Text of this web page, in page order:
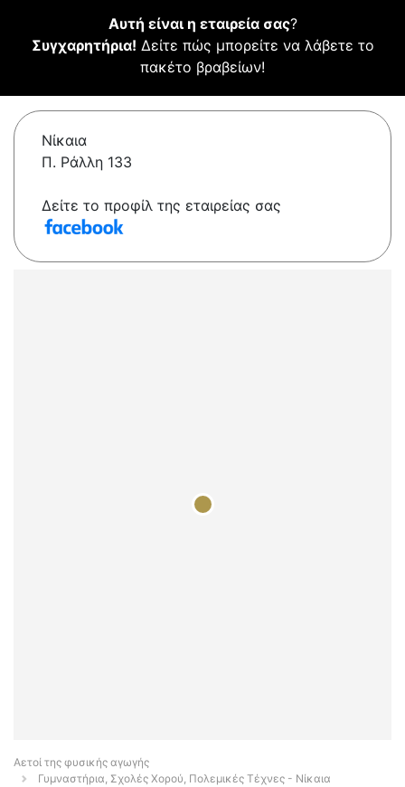
Αυτή είναι η εταιρεία σας?
Συγχαρητήρια! Δείτε πώς μπορείτε να λάβετε το
πακέτο βραβείων!
Νίκαια
Π. Ράλλη 133
Δείτε το προφίλ της εταιρείας σας
Αετοί της φυσικής αγωγής
Γυμναστήρια, Σχολές Χορού, Πολεμικές Τέχνες - Νίκαια